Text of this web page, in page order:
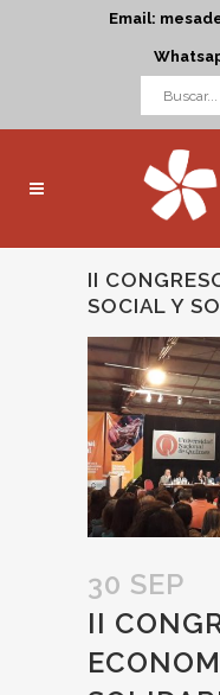
Email:
II
SOCIAL Y
30 SEP
II